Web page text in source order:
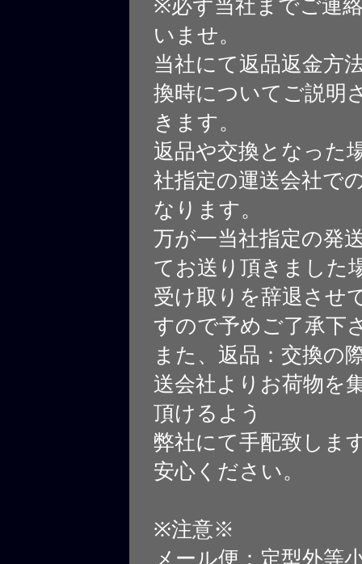
※必ず当社までご連
いませ。
当社にて返品返金方
換時についてご説明
きます。
返品や交換となった
社指定の運送会社で
なります。
万が一当社指定の発
てお送り頂きました
受け取りを辞退させ
すので予めご了承下
また、返品：交換の
送会社よりお荷物を
頂けるよう
弊社にて手配致しま
安心ください。
※注意※
メール便：定型外等